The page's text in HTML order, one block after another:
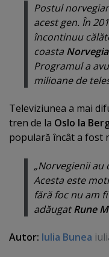
Postul
acest gen. În
încontinuu
coasta
Programul a
milioane de
Televiziunea a mai
tren de la Oslo la
populară încât a fost
„Norvegienii au
Acesta este
fără foc nu am
adăugatRune
Autor: Iulia Bunea